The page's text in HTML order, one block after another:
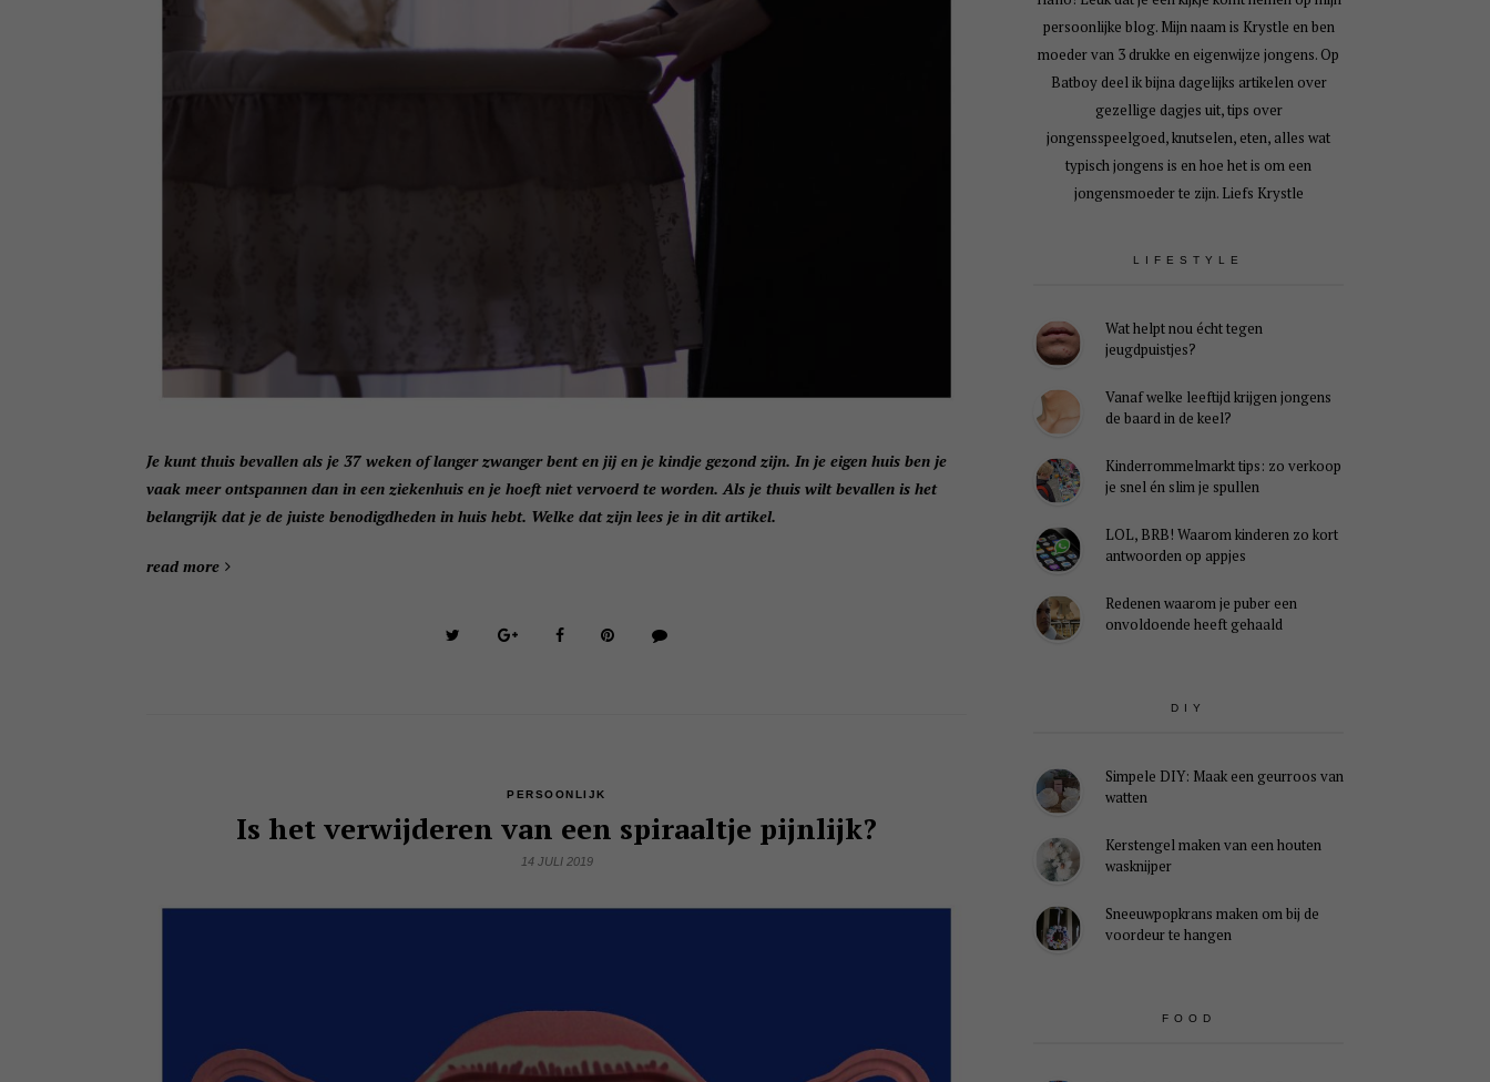
Je kunt thuis bevallen als je 37 weken of langer zwanger bent en jij en je kindje gezond zijn. In je eigen huis ben je
vaak meer ontspannen dan in een ziekenhuis en je hoeft niet vervoerd te worden. Als je thuis wilt bevallen is het
belangrijk dat je de juiste benodigdheden in huis hebt. Welke dat zijn lees je in dit artikel.
read more
PERSOONLIJK
Is het verwijderen van een spiraaltje pijnlijk?
14 JULI 2019
persoonlijke blog. Mijn naam is Krystle en ben
moeder van 3 drukke en eigenwijze jongens. Op
Batboy deel ik bijna dagelijks artikelen over
gezellige dagjes uit, tips over
jongensspeelgoed, knutselen, eten, alles wat
typisch jongens is en hoe het is om een
jongensmoeder te zijn. Liefs Krystle
LIFESTYLE
Wat helpt nou écht tegen
jeugdpuistjes?
Vanaf welke leeftijd krijgen jongens
de baard in de keel?
Kinderrommelmarkt tips: zo verkoop
je snel én slim je spullen
LOL, BRB! Waarom kinderen zo kort
antwoorden op appjes
Redenen waarom je puber een
onvoldoende heeft gehaald
DIY
Simpele DIY: Maak een geurroos van
watten
Kerstengel maken van een houten
wasknijper
Sneeuwpopkrans maken om bij de
voordeur te hangen
FOOD